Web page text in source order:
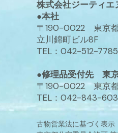
株式会社ジーティエ
●本社
〒190-0022 東京
立川錦町ビル8F
TEL：042-512-
●修理品受付先 東
〒190-0022 東京都
TEL：042-843-
古物営業法に基づく表示